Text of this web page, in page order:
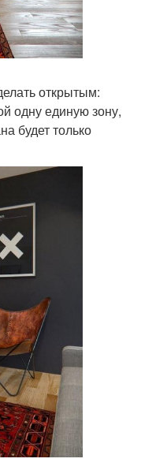
открытым:
одну единую зону,
будет только